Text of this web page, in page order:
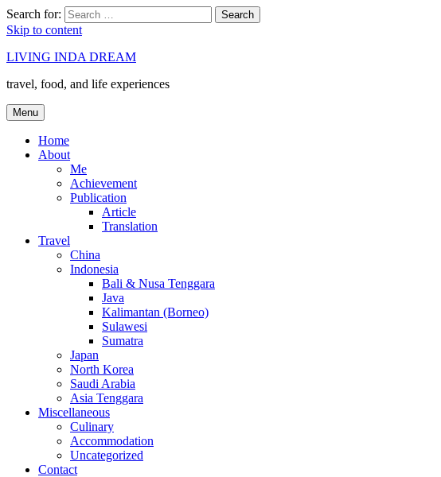
Search for: Search
Skip to content
LIVING INDA DREAM
travel, food, and life experiences
Menu
Home
About
Me
Achievement
Publication
Article
Translation
Travel
China
Indonesia
Bali & Nusa Tenggara
Java
Kalimantan (Borneo)
Sulawesi
Sumatra
Japan
North Korea
Saudi Arabia
Asia Tenggara
Miscellaneous
Culinary
Accommodation
Uncategorized
Contact